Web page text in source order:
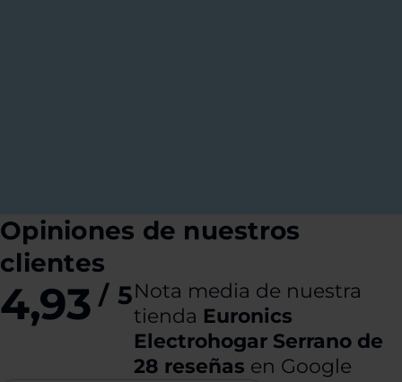
Opiniones de nuestros
clientes
4,93 / 5Nota media de nuestra
tienda Euronics
Electrohogar Serrano de
28 reseñas en Google